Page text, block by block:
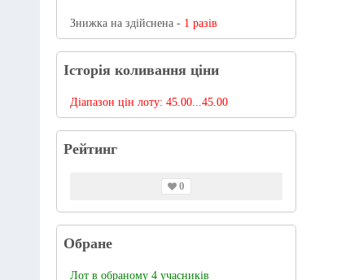
Знижка на здійснена - 1 разів
Історія коливання ціни
Діапазон цін лоту: 45.00...45.00
Рейтинг
0
Обране
Лот в обраному 4 учасників